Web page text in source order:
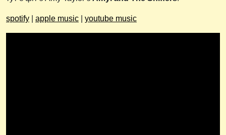
spotify apple music youtube music